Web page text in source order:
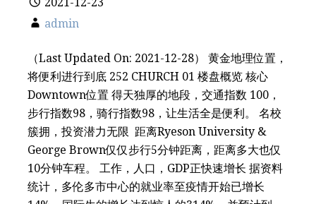
admin
（Last Updated On: 2021-12-28） 黄金地理位置，
将便利进行到底 252 CHURCH 01 楼盘概览 核心
Downtown位置 得天独厚的地段，交通指数 100，
步行指数98，骑行指数98，让生活全是便利。 名校
簇拥，投资潜力无限 距离Ryeson University &
George Brown仅仅步行5分钟距离，距离多大也仅
10分钟车程。 工作，人口，GDP正快速增长 据资料
统计，多伦多市中心的就业率至疫情开始已增长